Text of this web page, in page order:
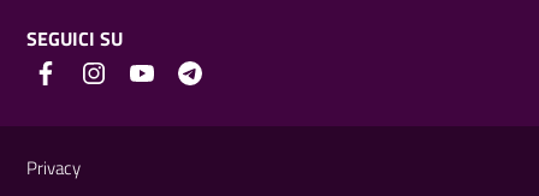
SEGUICI SU
Privacy